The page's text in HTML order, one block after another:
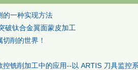
的一种实现方法
破钛合金翼面蒙皮加工
削的世界！
控铣削加工中的应用--以 ARTIS 刀具监控